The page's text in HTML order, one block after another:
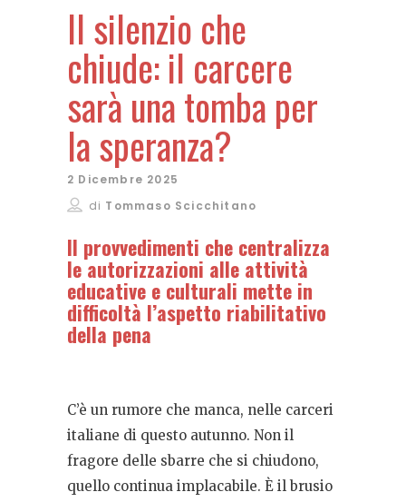
Il silenzio che
chiude: il carcere
sarà una tomba per
la speranza?
2 Dicembre 2025
di Tommaso Scicchitano
Il provvedimenti che centralizza
le autorizzazioni alle attività
educative e culturali mette in
difficoltà l’aspetto riabilitativo
della pena
C’è un rumore che manca, nelle carceri
italiane di questo autunno. Non il
fragore delle sbarre che si chiudono,
quello continua implacabile. È il brusio